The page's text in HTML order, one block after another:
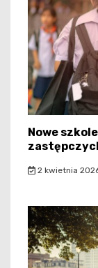
Nowe
2 kwietnia